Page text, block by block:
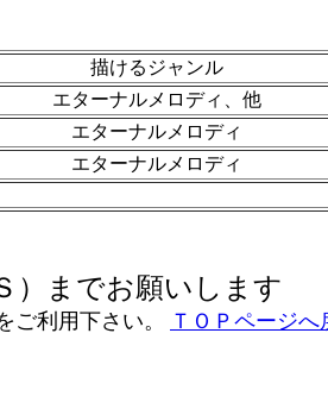
描けるジャンル
エターナルメロディ、他
エターナルメロディ
エターナルメロディ
）までお願いします
利用下さい。 ＴＯＰページへ